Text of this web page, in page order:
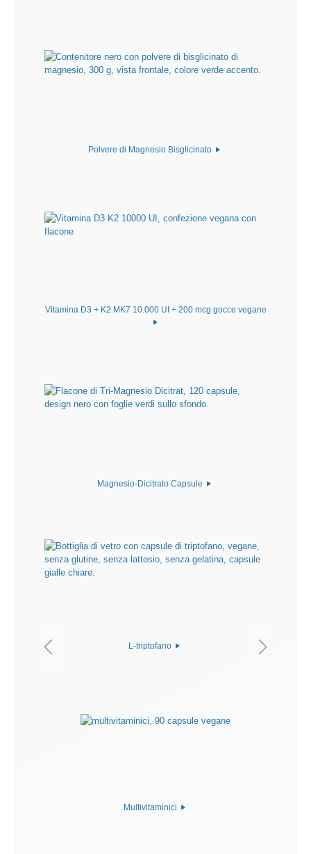
Polvere di Magnesio Bisglicinato
Vitamina D3 + K2 MK7 10.000 UI + 200 mcg gocce vegane
Magnesio-Dicitrato Capsule
L-triptofano
Multivitaminici